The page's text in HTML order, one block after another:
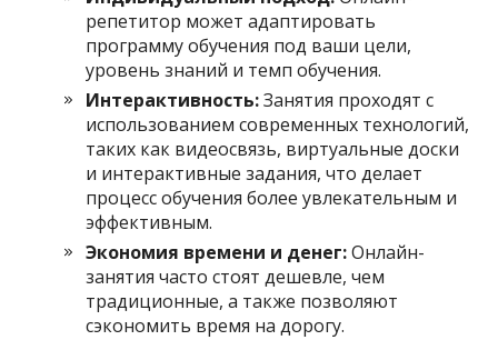
репетитор может адаптировать
программу обучения под ваши цели,
уровень знаний и темп обучения.
Интерактивность:Занятия проходят с
использованием современных технологий,
таких как видеосвязь, виртуальные доски
и интерактивные задания, что делает
процесс обучения более увлекательным и
эффективным.
Экономия времени и денег:Онлайн-
занятия часто стоят дешевле, чем
традиционные, а также позволяют
сэкономить время на дорогу.